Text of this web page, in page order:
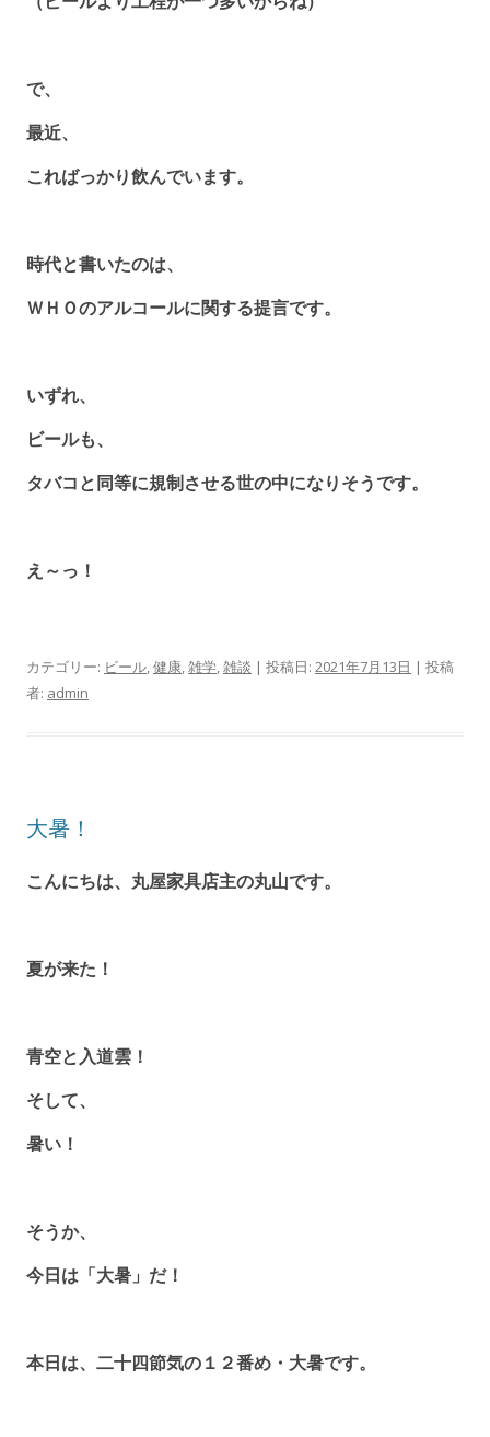
で、
最近、
こればっかり飲んでいます。
時代と書いたのは、
ＷＨＯのアルコールに関する提言です。
いずれ、
ビールも、
タバコと同等に規制させる世の中になりそうです。
え～っ！
カテゴリー: ビール,健康,雑学,雑談 | 投稿日: 2021年7月13日 | 投稿
者: admin
大暑！
こんにちは、丸屋家具店主の丸山です。
夏が来た！
青空と入道雲！
そして、
暑い！
そうか、
今日は「大暑」だ！
本日は、二十四節気の１２番め・大暑です。